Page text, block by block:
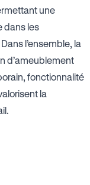
une
dans les
l’ensemble, la
d’ameublement
fonctionnalité
la